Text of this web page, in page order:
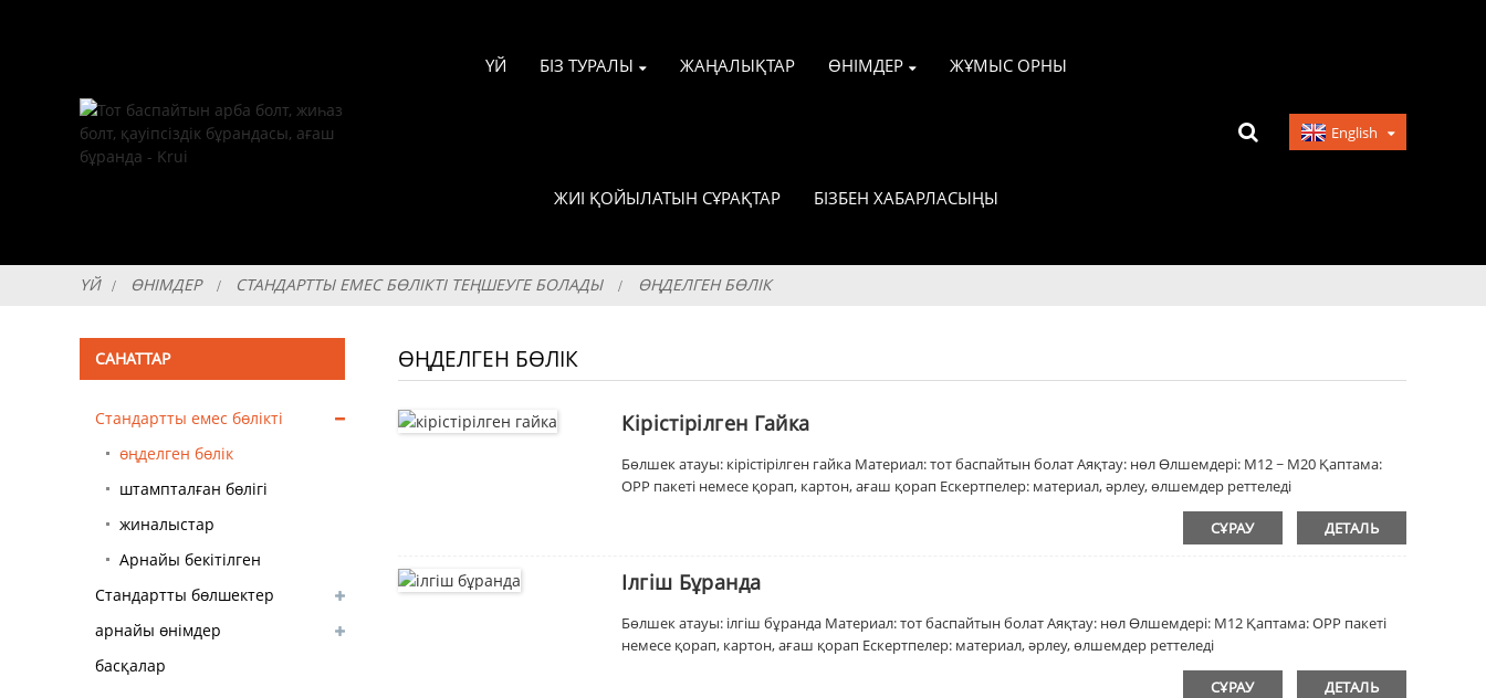
ҮЙ БІЗ ТУРАЛЫ ЖАҢАЛЫҚТАР ӨНІМДЕР ЖҰМЫС ОРНЫ
ЖИІ ҚОЙЫЛАТЫН СҰРАҚТАР БІЗБЕН ХАБАРЛАСЫҢЫ
English
ҮЙ ӨНІМДЕР СТАНДАРТТЫ ЕМЕС БӨЛІКТІ ТЕҢШЕУГЕ БОЛАДЫ ӨҢДЕЛГЕН БӨЛІК
САНАТТАР
Стандартты емес бөлікті
теңшеуге болады
өңделген бөлік
штампталған бөлігі
жиналыстар
Арнайы бекітілген
бекіткіш
Стандартты бөлшектер
қоры бар
арнайы өнімдер
басқалар
ӨҢДЕЛГЕН БӨЛІК
Кірістірілген Гайка
Бөлшек атауы: кірістірілген гайка Материал: тот баспайтын болат Аяқтау: нөл Өлшемдері: M12 ~ M20 Қаптама:
OPP пакеті немесе қорап, картон, ағаш қорап Ескертпелер: материал, әрлеу, өлшемдер реттеледі
СҰРАУ ДЕТАЛЬ
Ілгіш Бұранда
Бөлшек атауы: ілгіш бұранда Материал: тот баспайтын болат Аяқтау: нөл Өлшемдері: M12 Қаптама: OPP пакеті
немесе қорап, картон, ағаш қорап Ескертпелер: материал, әрлеу, өлшемдер реттеледі
СҰРАУ ДЕТАЛЬ